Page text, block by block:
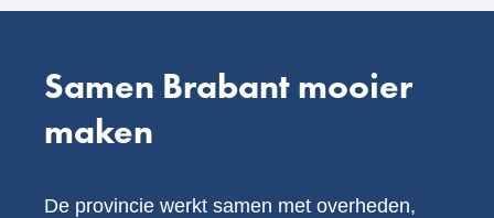
Samen Brabant mooier
maken
De provincie werkt samen met overheden,